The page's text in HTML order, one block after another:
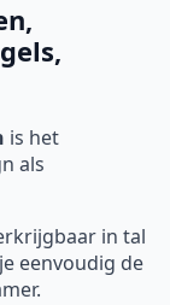
is het
als
in tal
eenvoudig de